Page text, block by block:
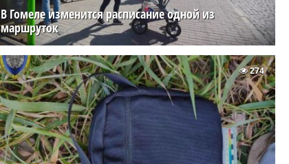
В Гомеле изменится расписание одной из
маршруток
274